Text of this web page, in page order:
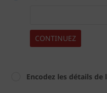
CONTINUEZ
Encodez les détails de